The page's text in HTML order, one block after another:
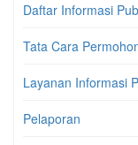
Daftar Informasi
Tata Cara
Layanan Informasi
Pelaporan